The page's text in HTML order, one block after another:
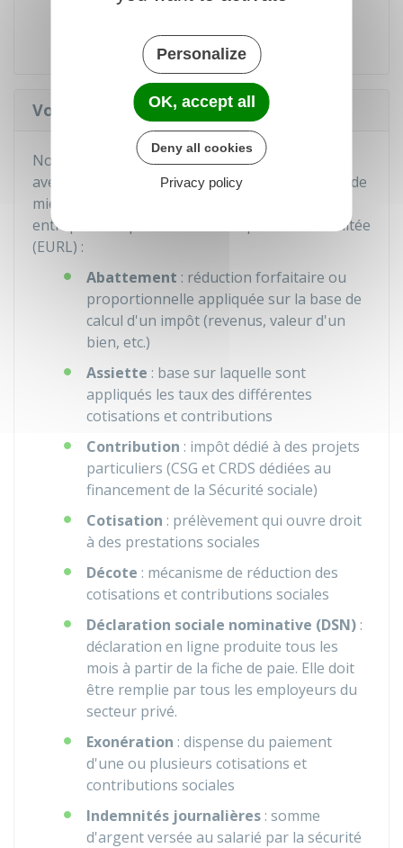
Vocabulaire utile
Nous avons choisi une liste de quelques mots
avec les définitions qui leur correspondent afin de
mieux comprendre le régime social d'une
entreprise unipersonnelle à responsabilité limitée
(EURL) :
Abattement : réduction forfaitaire ou
proportionnelle appliquée sur la base de
calcul d'un impôt (revenus, valeur d'un
bien, etc.)
Assiette : base sur laquelle sont
appliqués les taux des différentes
cotisations et contributions
Contribution : impôt dédié à des projets
particuliers (CSG etCRDS dédiées au
financement de la Sécurité sociale)
Cotisation : prélèvement qui ouvre droit
à des prestations sociales
Décote : mécanisme de réduction des
cotisations et contributions sociales
Déclaration sociale nominative (DSN) :
déclaration en ligne produite tous les
mois à partir de la fiche de paie. Elle doit
être remplie par tous les employeurs du
secteur privé.
Exonération : dispense du paiement
d'une ou plusieurs cotisations et
contributions sociales
Indemnités journalières : somme
d'argent versée au salarié par la sécurité
Personalize
OK, accept all
Deny all cookies
Privacy policy